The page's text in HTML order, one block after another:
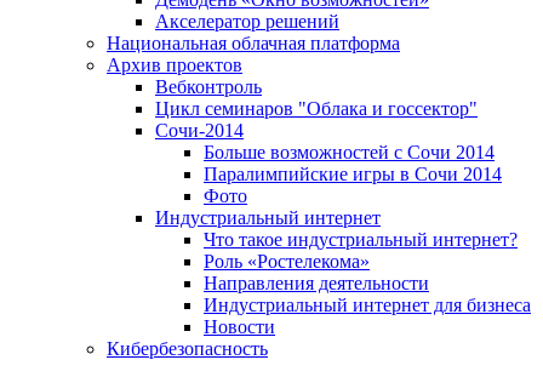
Акселератор решений
Национальная облачная платформа
Архив проектов
Вебконтроль
Цикл семинаров "Облака и госсектор"
Сочи-2014
Больше возможностей с Сочи 2014
Паралимпийские игры в Сочи 2014
Фото
Индустриальный интернет
Что такое индустриальный интернет?
Роль «Ростелекома»
Направления деятельности
Индустриальный интернет для бизнеса
Новости
Кибербезопасность